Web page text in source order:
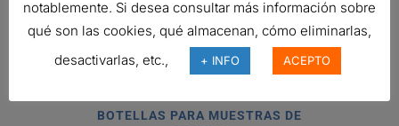
MAN?METRO
Ref:P563297
BOTELLAS PARA MUESTRAS DE
notablemente. Si desea consultar más información sobre
qué son las cookies, qué almacenan, cómo eliminarlas,
desactivarlas, etc.,
+ INFO ACEPTO